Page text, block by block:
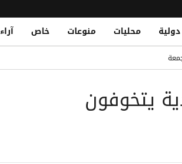
محليات منوعات خاص آراء
يتخوفون